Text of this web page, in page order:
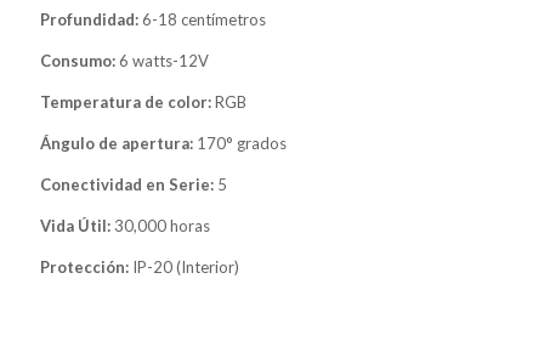
Profundidad:6-18 centímetros
Consumo:6 watts-12V
Temperatura de color:RGB
Ángulo de apertura: 170° grados
Conectividad en Serie: 5
Vida Útil: 30,000 horas
Protección: IP-20 (Interior)